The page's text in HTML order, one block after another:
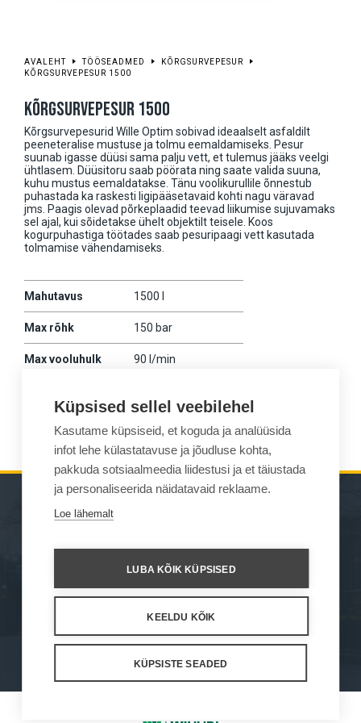
AVALEHT TÖÖSEADMED
KÕRGSURVEPESUR
KÕRGSURVEPESUR 1500
KÕRGSURVEPESUR 1500
Kõrgsurvepesurid Wille Optim sobivad ideaalselt asfaldilt
peeneteralise mustuse ja tolmu eemaldamiseks. Pesur
suunab igasse düüsi sama palju vett, et tulemus jääks veelgi
ühtlasem. Düüsitoru saab pöörata ning saate valida suuna,
kuhu mustus eemaldatakse. Tänu voolikurullile õnnestub
puhastada ka raskesti ligipääsetavaid kohti nagu väravad
jms. Paagis olevad põrkeplaadid teevad liikumise sujuvamaks
sel ajal, kui sõidetakse ühelt objektilt teisele. Koos
kogurpuhastiga töötades saab pesuripaagi vett kasutada
tolmamise vähendamiseks.
Mahutavus 1500 l
Max rõhk 150 bar
Max vooluhulk 90 l/min
MASINAD
TÖÖSEADMED
HOOLDUS JA TUGI
KONTAKT
Privacy Statement Privacy Policy
Cookie Settings
Küpsised sellel veebilehel
Kasutame küpsiseid, et koguda ja analüüsida
infot lehe külastatavuse ja jõudluse kohta,
pakkuda sotsiaalmeedia liidestusi ja et täiustada
ja personaliseerida näidatavaid reklaame.
Loe lähemalt
LUBA KÕIK KÜPSISED
KEELDU KÕIK
KÜPSISTE SEADED